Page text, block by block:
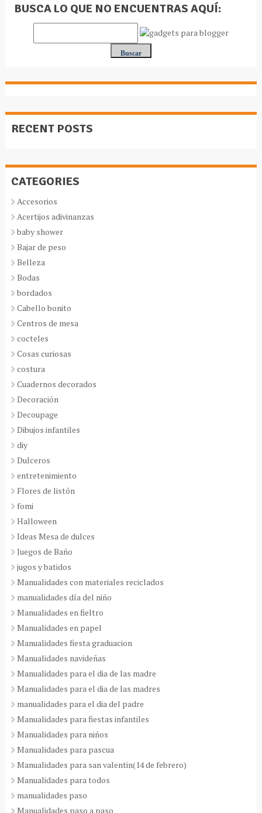
BUSCA LO QUE NO ENCUENTRAS AQUÍ:
RECENT POSTS
CATEGORIES
Accesorios
Acertijos adivinanzas
baby shower
Bajar de peso
Belleza
Bodas
bordados
Cabello bonito
Centros de mesa
cocteles
Cosas curiosas
costura
Cuadernos decorados
Decoración
Decoupage
Dibujos infantiles
diy
Dulceros
entretenimiento
Flores de listón
fomi
Halloween
Ideas Mesa de dulces
Juegos de Baño
jugos y batidos
Manualidades con materiales reciclados
manualidades día del niño
Manualidades en fieltro
Manualidades en papel
Manualidades fiesta graduacion
Manualidades navideñas
Manualidades para el dia de las madre
Manualidades para el dia de las madres
manualidades para el dia del padre
Manualidades para fiestas infantiles
Manualidades para niños
Manualidades para pascua
Manualidades para san valentin(14 de febrero)
Manualidades para todos
manualidades paso
Manualidades paso a paso